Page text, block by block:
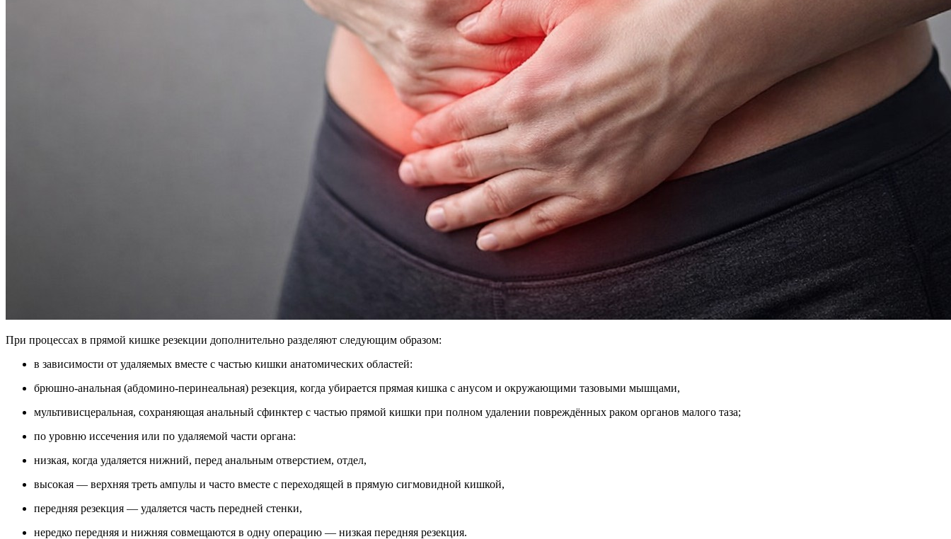
При процессах в прямой кишке резекции дополнительно разделяют следующим образом:
в зависимости от удаляемых вместе с частью кишки анатомических областей:
брюшно-анальная (абдомино-перинеальная) резекция, когда убирается прямая кишка с анусом и окружающими тазовыми мышцами,
мультивисцеральная, сохраняющая анальный сфинктер с частью прямой кишки при полном удалении повреждённых раком органов малого таза;
по уровню иссечения или по удаляемой части органа:
низкая, когда удаляется нижний, перед анальным отверстием, отдел,
высокая — верхняя треть ампулы и часто вместе с переходящей в прямую сигмовидной кишкой,
передняя резекция — удаляется часть передней стенки,
нередко передняя и нижняя совмещаются в одну операцию — низкая передняя резекция.